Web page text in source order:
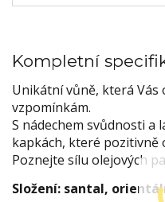
Kompletní
Unikátní vůně, která Vás
vzpomínkám.
S nádechem svůdnosti a
kapkách, které pozitivně
Poznejte sílu olejových
Složení: santal,